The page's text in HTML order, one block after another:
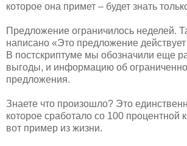
которое она примет – будет знать
Предложение ограничилось неделей.
написано «Это предложение действует
В постскриптуме мы обозначили еще
выгоды, и информацию об
предложения.
Знаете что произошло? Это
которое сработало со 100 процентной
вот пример из жизни.